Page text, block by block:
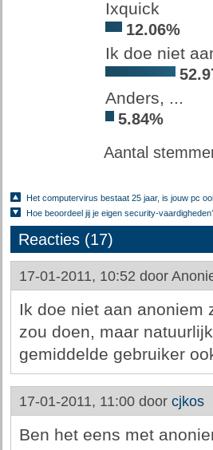
Ixquick
12.06%
Ik doe niet
Anders, ...
5.84%
Aantal
Het computervirus bestaat 25 jaar, is jouw pc
Hoe beoordeel jij je eigen security-
Reacties (17)
17-01-2011, 10:52 door
Ik doe niet aan anoniem
zou doen, maar
gemiddelde gebruiker
17-01-2011, 11:00 door cjkos
Ben het eens met